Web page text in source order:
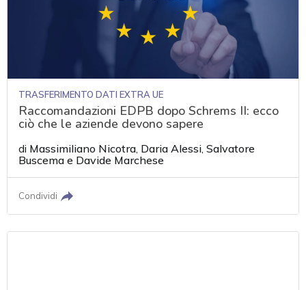
TRASFERIMENTO DATI EXTRA UE
Raccomandazioni EDPB dopo Schrems II: ecco
ciò che le aziende devono sapere
di Massimiliano Nicotra, Daria Alessi,Salvatore
Buscema e Davide Marchese
Condividi